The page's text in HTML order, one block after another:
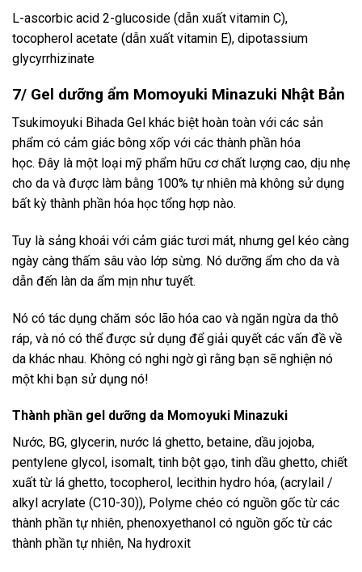
L-ascorbic acid 2-glucoside (dẫn xuất vitamin C),
tocopherol acetate (dẫn xuất vitamin E), dipotassium
glycyrrhizinate
7/ Gel dưỡng ẩm Momoyuki Minazuki Nhật Bản
Tsukimoyuki Bihada Gel khác biệt hoàn toàn với các sản
phẩm có cảm giác bông xốp với các thành phần hóa
học. Đây là một loại mỹ phẩm hữu cơ chất lượng cao, dịu nhẹ
cho da và được làm bằng 100% tự nhiên mà không sử dụng
bất kỳ thành phần hóa học tổng hợp nào.
Tuy là sảng khoái với cảm giác tươi mát, nhưng gel kéo càng
ngày càng thấm sâu vào lớp sừng. Nó dưỡng ẩm cho da và
dẫn đến làn da ẩm mịn như tuyết.
Nó có tác dụng chăm sóc lão hóa cao và ngăn ngừa da thô
ráp, và nó có thể được sử dụng để giải quyết các vấn đề về
da khác nhau. Không có nghi ngờ gì rằng bạn sẽ nghiện nó
một khi bạn sử dụng nó!
Thành phần gel dưỡng da Momoyuki Minazuki
Nước, BG, glycerin, nước lá ghetto, betaine, dầu jojoba,
pentylene glycol, isomalt, tinh bột gạo, tinh dầu ghetto, chiết
xuất từ ​​lá ghetto, tocopherol, lecithin hydro hóa, (acrylail /
alkyl acrylate (C10-30)), Polyme chéo có nguồn gốc từ các
thành phần tự nhiên, phenoxyethanol có nguồn gốc từ các
thành phần tự nhiên, Na hydroxit